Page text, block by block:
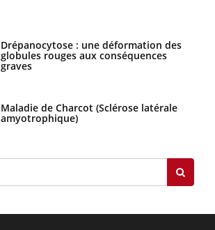
Drépanocytose : une déformation des
globules rouges aux conséquences
graves
Maladie de Charcot (Sclérose latérale
amyotrophique)